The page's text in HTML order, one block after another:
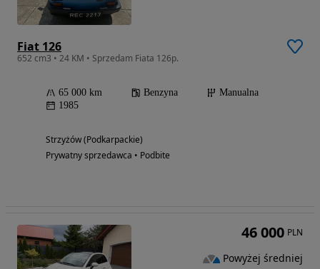
Fiat 126
652 cm3 • 24 KM • Sprzedam Fiata 126p.
65 000 km Benzyna
Manualna
1985
Strzyżów (Podkarpackie)
Prywatny sprzedawca • Podbite
46 000 PLN
Powyżej średniej